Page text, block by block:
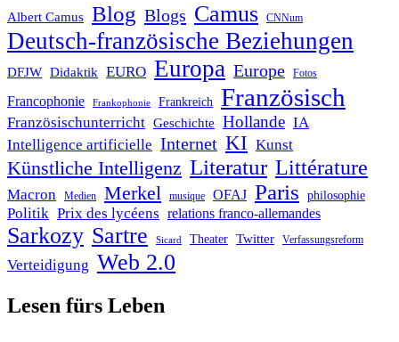
Albert Camus Blog Blogs Camus CNNum
Deutsch-französische Beziehungen
DFJW Didaktik EURO Europa Europe Fotos
Francophonie Frankophonie Frankreich Französisch
Französischunterricht Geschichte Hollande IA
Intelligence artificielle Internet KI Kunst
Künstliche Intelligenz Literatur Littérature
Macron Medien Merkel musique OFAJ Paris philosophie
Politik Prix des lycéens relations franco-allemandes
Sarkozy Sartre Sicard Theater Twitter Verfassungsreform
Verteidigung Web 2.0
Lesen fürs Leben